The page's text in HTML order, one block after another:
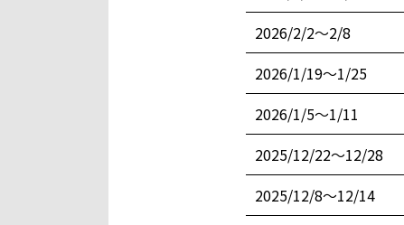
2026/2/2〜2/8
2026/1/19〜1/25
2026/1/5〜1/11
2025/12/22〜12/28
2025/12/8〜12/14